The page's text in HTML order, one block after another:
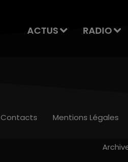
ACTUS RADIO
Contacts Mentions Légales